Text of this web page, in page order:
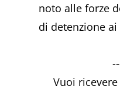
noto alle forze
di detenzione
Vuoi